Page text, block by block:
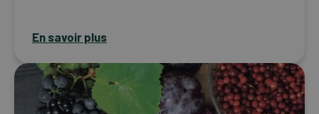
En savoir plus